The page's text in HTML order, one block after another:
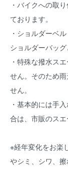
・バイクへの取
ております。
・ショルダーベ
ショルダーバッグ
・特殊な撥水ス
せん。そのため
せん。
・基本的には手
合は、市販のスエ
※経年変化をお楽
やシミ、シワ、